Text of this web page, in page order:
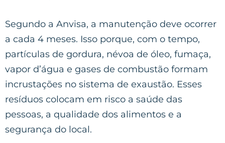
Segundo a Anvisa, a manutenção deve ocorrer
a cada 4 meses. Isso porque, com o tempo,
partículas de gordura, névoa de óleo, fumaça,
vapor d’água e gases de combustão formam
incrustações no sistema de exaustão. Esses
resíduos colocam em risco a saúde das
pessoas, a qualidade dos alimentos e a
segurança do local.